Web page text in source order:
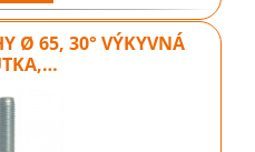
Ø 65, 30° VÝKYVNÁ